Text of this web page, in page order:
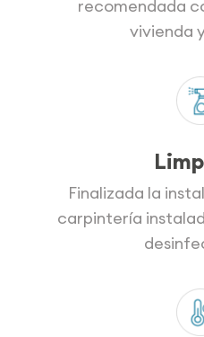
recomendada
vivienda
Finalizada la
carpintería